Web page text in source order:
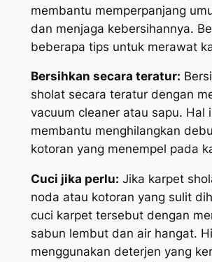
membantu memperpanjang
dan menjaga kebersihannya.
beberapa tips untuk merawat
Bersihkan secara teratur:
sholat secara teratur dengan
vacuum cleaner atau sapu. Hal
membantu menghilangkan
kotoran yang menempel pada
Cuci jika perlu: Jika karpet
noda atau kotoran yang sulit
cuci karpet tersebut dengan
sabun lembut dan air hangat.
menggunakan deterjen yang